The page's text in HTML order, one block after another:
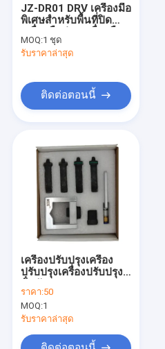
JZ-DR01 DRV เครื่องมือ
พิเศษสําหรับพื้นที่ปิด
ปั๊มน้ํามันเครื่องมือซ่อม
MOQ:1 ชุด
รับราคาล่าสุด
ติดต่อตอนนี้
เครื่องปรับปรุงเครื่อง
ปรับปรุงเครื่องปรับปรุง
ราคา:50
MOQ:1
รับราคาล่าสุด